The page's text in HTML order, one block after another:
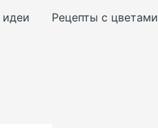
Рецепты с цветами